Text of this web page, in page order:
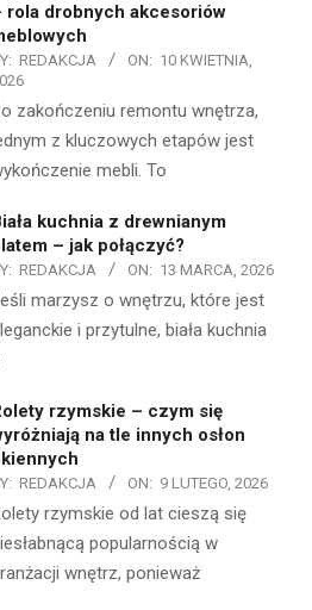
rola drobnych akcesoriów
REDAKCJA ON: 10 KWIETNIA,
zakończeniu remontu wnętrza,
z kluczowych etapów jest
mebli. To
kuchnia z drewnianym
– jak połączyć?
REDAKCJA ON: 13 MARCA, 2026
marzysz o wnętrzu, które jest
i przytulne, biała kuchnia
rzymskie – czym się
na tle innych osłon
REDAKCJA ON: 9 LUTEGO, 2026
rzymskie od lat cieszą się
popularnością w
wnętrz, ponieważ